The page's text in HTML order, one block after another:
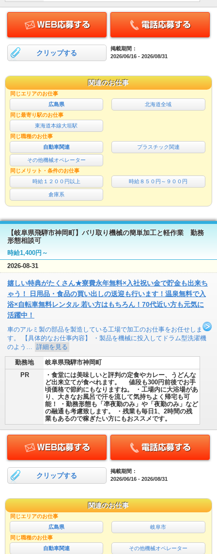
クリップする
掲載期間：
2026/06/16 - 2026/08/31
関連のお仕事
同じエリアのお仕事
広島県
北海道全域
同じ最寄り駅のお仕事
東海道本線大垣駅
同じ職種のお仕事
自動車関連
プラスチック関連
その他機械オペレーター
同じメリット・条件のお仕事
時給１２００円以上
時給８５０円～９００円
倉庫系
【岐阜県飛騨市神岡町】バリ取り機械の簡単加工と軽作業 勤務
形態相談可
時給1,400円～
2026-08-31
嬉しい特典がたくさん★寮費永年無料×入社祝い金で貯金も出来ち
ゃう！ 日用品・食品の買い出しの送迎も行います！温泉無料で入
浴×自転車無料レンタル 若い方はもちろん！70代近い方も元気に
活躍中！
車のアルミ製の部品を製造している工場で加工のお仕事をお任せしま
す。 【具体的なお仕事内容】 ・製品を機械に投入してドラム型洗濯機
のよう…
詳細を見る
勤務地
岐阜県飛騨市神岡町
PR
・食堂には美味しいと評判の定食やカレー、うどんな
ど出来立てが食べれます。 値段も300円前後でお手
頃価格で節約にもなりますね。 ・工場内に大浴場があ
り、大きなお風呂で汗を流して気持ちよく帰宅も可
能！ ・勤務形態も「凖夜勤のみ」や「夜勤のみ」など
の融通も考慮致します。 ・残業も毎日1、2時間の残
業もあるので稼ぎたい方にもおススメです。
クリップする
掲載期間：
2026/06/16 - 2026/08/31
関連のお仕事
同じエリアのお仕事
広島県
岐阜市
同じ職種のお仕事
自動車関連
その他機械オペレーター